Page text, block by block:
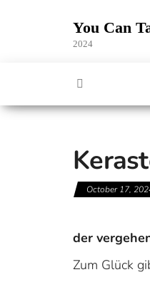
You Can
2024
October 17,
der
Zum Glück